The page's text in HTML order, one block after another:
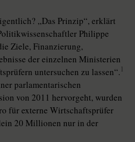
„Das Prinzip“, erklärt
Philippe
Ziele, Finanzierung,
der einzelnen Ministerien
untersuchen zu lassen“. 1
parlamentarischen
von 2011 hervorgeht, wurden
für externe Wirtschaftsprüfer
20 Millionen nur in der